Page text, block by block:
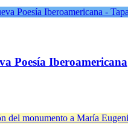
Poesía Iberoamericana